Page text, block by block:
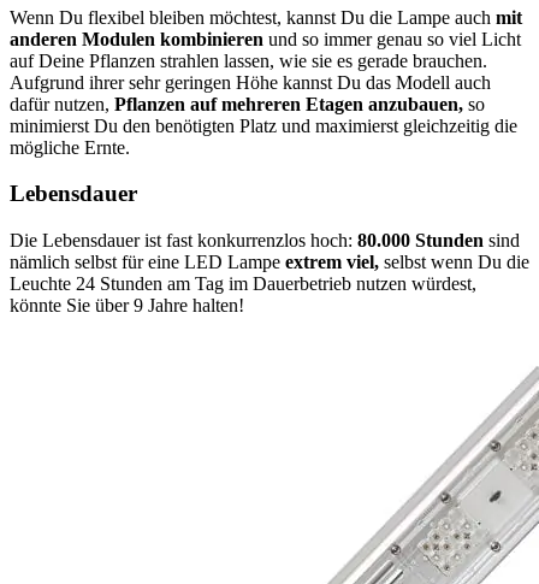
Wenn Du flexibel bleiben möchtest, kannst Du die Lampe auch mit
anderen Modulen kombinieren und so immer genau so viel Licht
auf Deine Pflanzen strahlen lassen, wie sie es gerade brauchen.
Aufgrund ihrer sehr geringen Höhe kannst Du das Modell auch
dafür nutzen, Pflanzen auf mehreren Etagen anzubauen, so
minimierst Du den benötigten Platz und maximierst gleichzeitig die
mögliche Ernte.
Lebensdauer
Die Lebensdauer ist fast konkurrenzlos hoch: 80.000 Stunden sind
nämlich selbst für eine LED Lampe extrem viel, selbst wenn Du die
Leuchte 24 Stunden am Tag im Dauerbetrieb nutzen würdest,
könnte Sie über 9 Jahre halten!